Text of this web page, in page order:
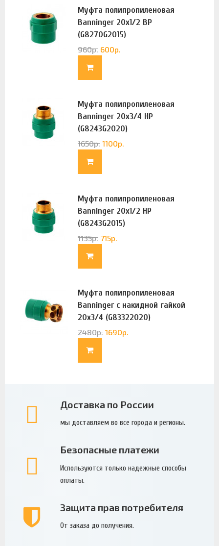
Муфта полипропиленовая
Banninger 20х1/2 ВР
(G8270G2015)
960р. 600р.
Муфта полипропиленовая
Banninger 20х3/4 НР
(G8243G2020)
1650р. 1100р.
Муфта полипропиленовая
Banninger 20х1/2 НР
(G8243G2015)
1135р. 715р.
Муфта полипропиленовая
Banninger с накидной гайкой
20х3/4 (G83322020)
2480р. 1690р.
Доставка по России
мы доставляем во все города и регионы.
Безопасные платежи
Используются только надежные способы
оплаты.
Защита прав потребителя
От заказа до получения.